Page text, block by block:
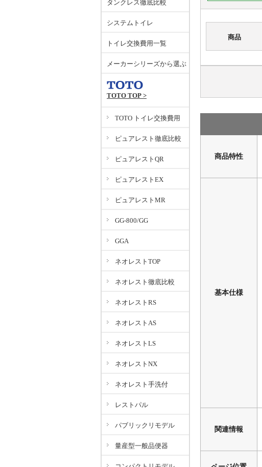
商品
商品特性
基本仕様
関連情報
タンクレス徹底比較
システムトイレ
トイレ交換費用一覧
メーカーシリーズから選ぶ
TOTO TOP >
TOTO トイレ交換費用
ピュアレスト徹底比較
ピュアレストQR
ピュアレストEX
ピュアレストMR
GG-800/GG
GGA
ネオレストTOP
ネオレスト徹底比較
ネオレストRS
ネオレストAS
ネオレストLS
ネオレストNX
ネオレスト手洗付
レストパル
パブリックリモデル
量産型一般品便器